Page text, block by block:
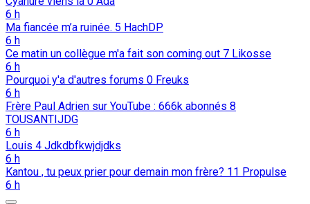
6 h
Ma fiancée m’a ruinée. 5 HachDP
6 h
Ce matin un collègue m'a fait son coming out 7 Likosse
6 h
Pourquoi y'a d'autres forums 0 Freuks
6 h
Frère Paul Adrien sur YouTube : 666k abonnés 8
TOUSANTIJDG
6 h
Louis 4 Jdkdbfkwjdjdks
6 h
Kantou , tu peux prier pour demain mon frère? 11 Propulse
6 h